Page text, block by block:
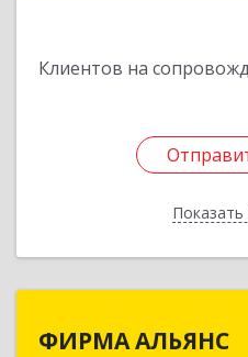
Клиентов на
ФИРМА АЛЬЯНС